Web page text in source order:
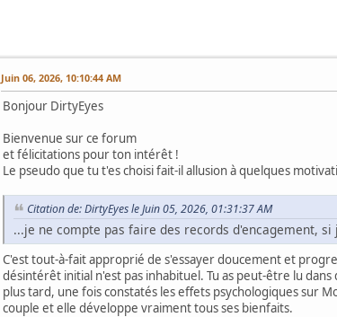
Juin 06, 2026, 10:10:44 AM
Bonjour DirtyEyes
Bienvenue sur ce forum
et félicitations pour ton intérêt !
Le pseudo que tu t'es choisi fait-il allusion à quelques
Citation de: DirtyEyes le Juin 05, 2026, 01:31:37 AM
...je ne compte pas faire des records d'encagement,
C'est tout-à-fait approprié de s'essayer doucement et
désintérêt initial n'est pas inhabituel. Tu as peut-être lu
plus tard, une fois constatés les effets psychologiques sur
couple et elle développe vraiment tous ses bienfaits.